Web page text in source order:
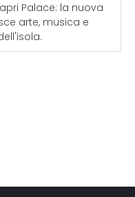
Palace: la nuova
arte, musica e